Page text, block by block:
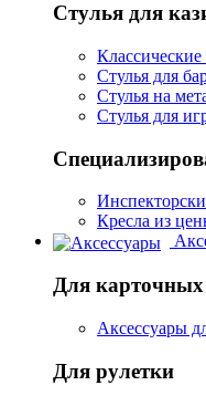
Стулья для
Классические
Стулья для
Стулья на
Стулья для
Кресла из
Для карточных
Аксессуары
Для рулетки